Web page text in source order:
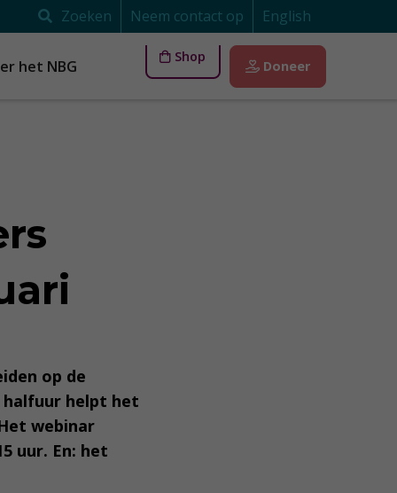
Zoeken Neem contact op English
het NBG
Shop
Doneer
op de
halfuur helpt het
webinar
uur. En: het